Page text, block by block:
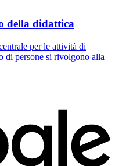
della didattica
per le attività di
persone si rivolgono alla